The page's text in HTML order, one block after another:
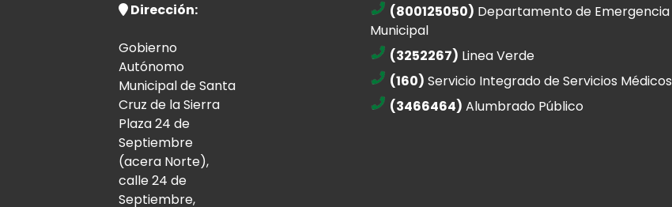
Dirección:
Gobierno
Autónomo
Municipal de Santa
Cruz de la Sierra
Plaza 24 de
Septiembre
(acera Norte),
calle 24 de
Septiembre,
(800125050) Departamento de Emergencia
Municipal
(3252267) Linea Verde
(160) Servicio Integrado de Servicios Médicos
(3466464) Alumbrado Público